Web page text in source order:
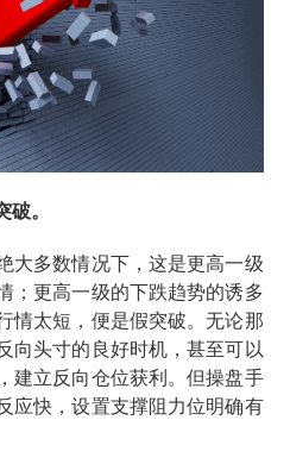
。
大多数情况下，这是更高一级
；更高一级的下跌趋势的诱多
情太短，便是假突破。无论那
向头寸的良好时机，甚至可以
建立反向仓位获利。但操盘手
应快，设置支撑阻力位明确有